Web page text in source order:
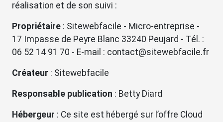
réalisation et de son suivi :
Propriétaire : Sitewebfacile - Micro-entreprise -
17 Impasse de Peyre Blanc 33240 Peujard - Tél. :
06 52 14 91 70 - E-mail : contact@sitewebfacile.fr
Créateur : Sitewebfacile
Responsable publication : Betty Diard
Hébergeur : Ce site est hébergé sur l’offre Cloud